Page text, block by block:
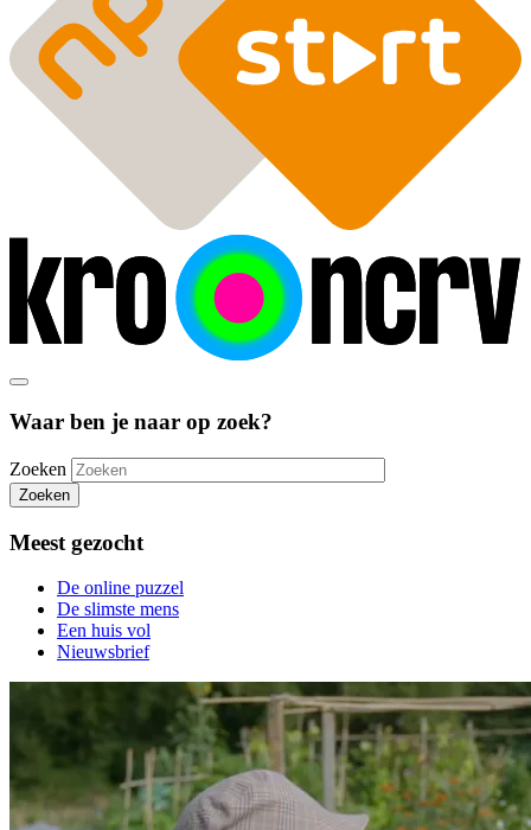
Waar ben je naar op zoek?
Zoeken
Zoeken
Meest gezocht
De online puzzel
De slimste mens
Een huis vol
Nieuwsbrief